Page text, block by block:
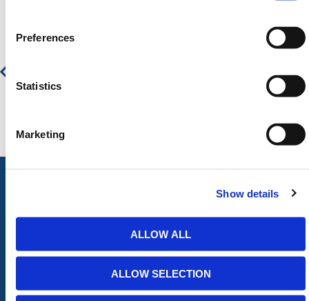
Preferences
Statistics
Marketing
Show details
ALLOW ALL
ALLOW SELECTION
€ 313,60
ALLE CATEGORIEËN
Verkeer en Veiligheid
Tijdelijke Hekwerken
Permanent Hekwerk
Tillen en Transport
Bouw
Zagen en Boren
Afval en absorptiemateriaal